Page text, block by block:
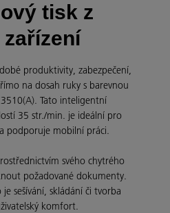
tisk z
produktivity, zabezpečení,
na dosah ruky s barevnou
Tato inteligentní
35 str./min. je ideální pro
podporuje mobilní práci.
svého chytrého
požadované dokumenty.
sešívání, skládání či tvorba
komfort.